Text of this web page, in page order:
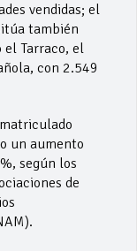
vendidas; el
también
el Tarraco, el
con 2.549
un aumento
según los
de